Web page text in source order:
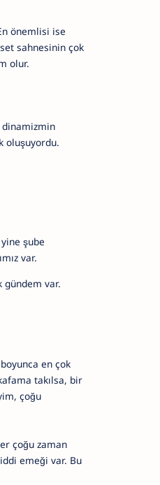
önemlisi ise
sahnesinin çok
olur.
dinamizmin
oluşuyordu.
şube
var.
gündem var.
en çok
takılsa, bir
çoğu
çoğu zaman
emeği var. Bu